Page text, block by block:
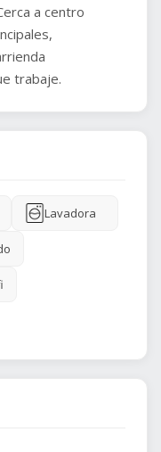
a centro
trabaje.
Lavadora